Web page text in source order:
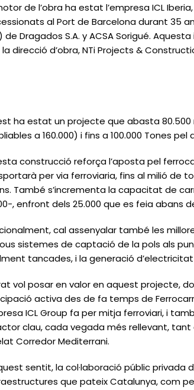
de l’obra ha estat l’empresa ICL
al Port de Barcelona durant 35
de Dragados S.A. y ACSA Sorigué.
direcció d’obra, NTi Projects &
ha estat un projecte que abasta
a 160.000) i fins a 100.000 Tones
construcció reforça l’aposta pel
per via ferroviaria, fins al milió de
També s’incrementa la capacitat de
, enfront dels 25.000 que es feia abans
cal assenyalar també les
sistemes de captació de la pols als
tancades, i la generació
vol posar en valor en aquest projecte,
activa des de fa temps de
ICL Group fa per mitja ferroviari, i
clau, cada vegada més rellevant,
Corredor Mediterrani.
sentit, la col·laboració públic
que pateix Catalunya, com